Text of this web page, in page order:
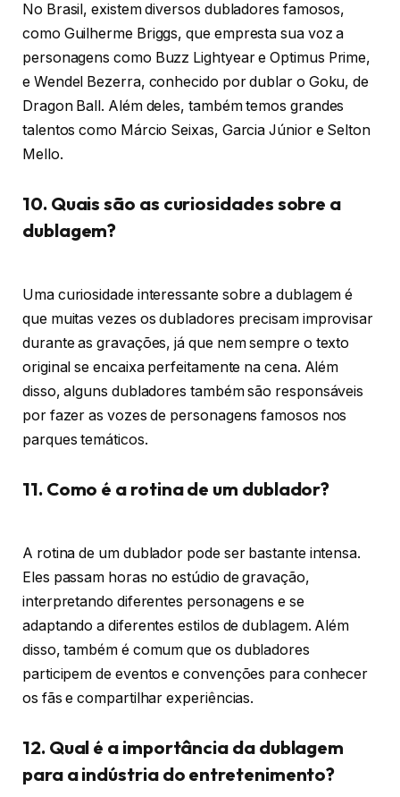
No Brasil, existem diversos dubladores famosos,
como Guilherme Briggs, que empresta sua voz a
personagens como Buzz Lightyear e Optimus Prime,
e Wendel Bezerra, conhecido por dublar o Goku, de
Dragon Ball. Além deles, também temos grandes
talentos como Márcio Seixas, Garcia Júnior e Selton
Mello.
10. Quais são as curiosidades sobre a
dublagem?
Uma curiosidade interessante sobre a dublagem é
que muitas vezes os dubladores precisam improvisar
durante as gravações, já que nem sempre o texto
original se encaixa perfeitamente na cena. Além
disso, alguns dubladores também são responsáveis
por fazer as vozes de personagens famosos nos
parques temáticos.
11. Como é a rotina de um dublador?
A rotina de um dublador pode ser bastante intensa.
Eles passam horas no estúdio de gravação,
interpretando diferentes personagens e se
adaptando a diferentes estilos de dublagem. Além
disso, também é comum que os dubladores
participem de eventos e convenções para conhecer
os fãs e compartilhar experiências.
12. Qual é a importância da dublagem
para a indústria do entretenimento?